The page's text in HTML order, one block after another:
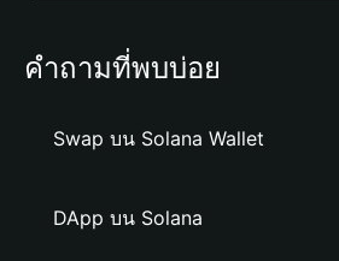
คำถามที่พบบ่อย
Swap บน Solana Wallet
DApp บน Solana